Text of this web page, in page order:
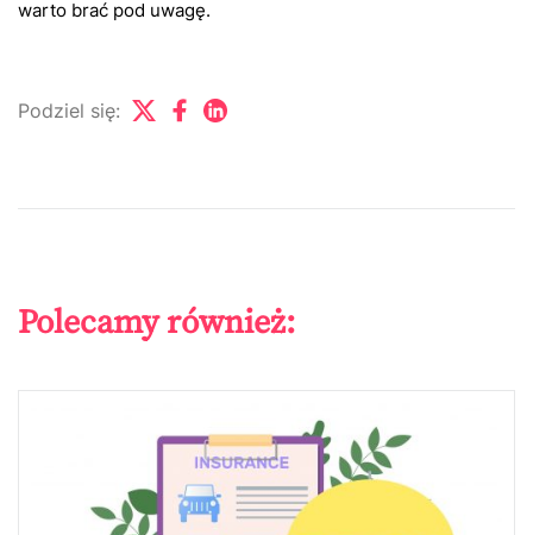
warto brać pod uwagę.
Podziel się:
Polecamy również: